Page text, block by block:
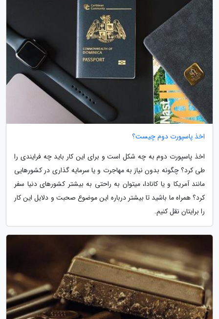
اخذ پاسپورت دوم چیست؟
اخذ پاسپورت دوم به چه شکل است و برای این کار باید چه فرایندی را
طی کرد؟ چگونه بدون نیاز به مهاجرت و یا سرمایه گذاری در کشورهایی
مانند آمریکا و یا کانادا، میتوان به راحتی به بیشتر کشورهای دنیا سفر
کرد؟ همراه ما باشید تا بیشتر درباره این موضوع صحبت و دلایل این کار
را برایتان نقل کنیم.